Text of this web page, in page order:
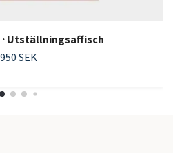
· Utställningsaffisch
950 SEK